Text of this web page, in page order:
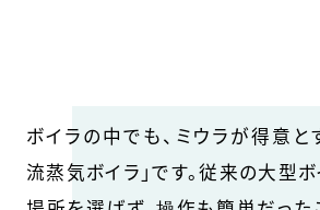
ボイラの中でも、ミウラが得意と
流蒸気ボイラ」です。従来の大型